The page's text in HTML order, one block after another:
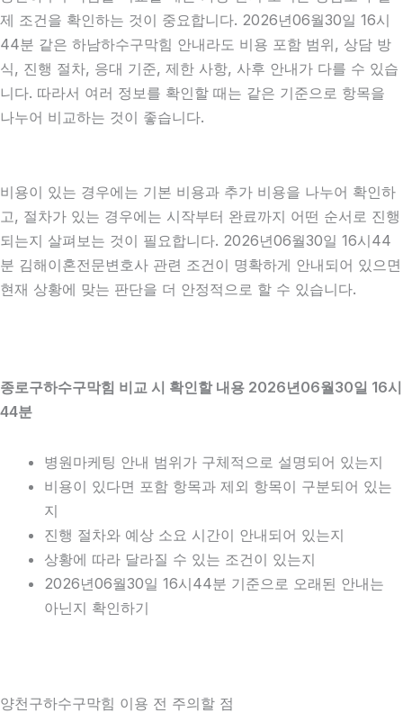
제 조건을 확인하는 것이 중요합니다. 2026년06월30일 16시
44분 같은 하남하수구막힘 안내라도 비용 포함 범위, 상담 방
식, 진행 절차, 응대 기준, 제한 사항, 사후 안내가 다를 수 있습
니다. 따라서 여러 정보를 확인할 때는 같은 기준으로 항목을
나누어 비교하는 것이 좋습니다.
비용이 있는 경우에는 기본 비용과 추가 비용을 나누어 확인하
고, 절차가 있는 경우에는 시작부터 완료까지 어떤 순서로 진행
되는지 살펴보는 것이 필요합니다. 2026년06월30일 16시44
분 김해이혼전문변호사 관련 조건이 명확하게 안내되어 있으면
현재 상황에 맞는 판단을 더 안정적으로 할 수 있습니다.
종로구하수구막힘 비교 시 확인할 내용 2026년06월30일 16시
44분
병원마케팅 안내 범위가 구체적으로 설명되어 있는지
비용이 있다면 포함 항목과 제외 항목이 구분되어 있는
지
진행 절차와 예상 소요 시간이 안내되어 있는지
상황에 따라 달라질 수 있는 조건이 있는지
2026년06월30일 16시44분 기준으로 오래된 안내는
아닌지 확인하기
양천구하수구막힘 이용 전 주의할 점